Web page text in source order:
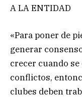
A LA ENTIDAD
«Para poner de
generar
crecer cuando
conflictos,
clubes deben